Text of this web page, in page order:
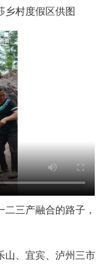
乡村度假区供图
三产融合的路子，
山、宜宾、泸州三市